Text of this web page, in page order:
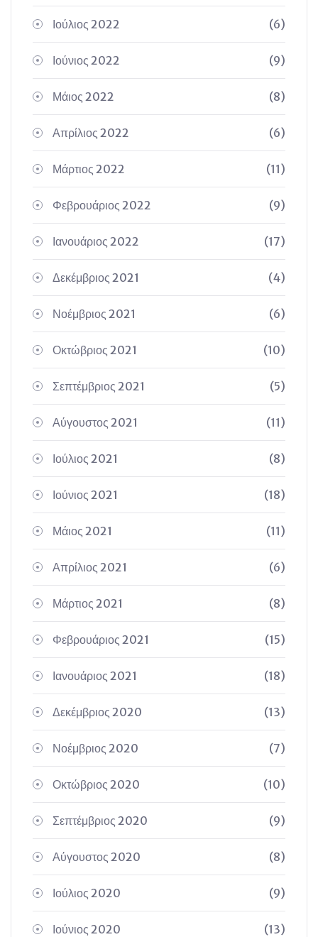
Ιούλιος 2022 (6)
Ιούνιος 2022 (9)
Μάιος 2022 (8)
Απρίλιος 2022 (6)
Μάρτιος 2022 (11)
Φεβρουάριος 2022 (9)
Ιανουάριος 2022 (17)
Δεκέμβριος 2021 (4)
Νοέμβριος 2021 (6)
Οκτώβριος 2021 (10)
Σεπτέμβριος 2021 (5)
Αύγουστος 2021 (11)
Ιούλιος 2021 (8)
Ιούνιος 2021 (18)
Μάιος 2021 (11)
Απρίλιος 2021 (6)
Μάρτιος 2021 (8)
Φεβρουάριος 2021 (15)
Ιανουάριος 2021 (18)
Δεκέμβριος 2020 (13)
Νοέμβριος 2020 (7)
Οκτώβριος 2020 (10)
Σεπτέμβριος 2020 (9)
Αύγουστος 2020 (8)
Ιούλιος 2020 (9)
Ιούνιος 2020 (13)